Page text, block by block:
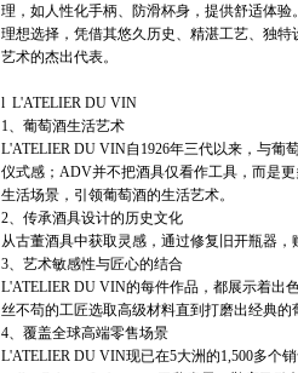
理，如人性化手柄、防滑杯身，提供舒适体
理想选择，凭借其悠久历史、精湛工艺、独
艺术的杰出代表。
l L'ATELIER DU VIN
1、葡萄酒生活艺术
L'ATELIER DU VIN自1926年三代以来，与葡
仪式感；ADV并不把酒具仅看作工具，而是
生活场景，引领葡萄酒的生活艺术。
2、传承酒具设计的历史文化
从古董酒具中获取灵感，通过修复旧开瓶器
3、艺术敏感性与匠心的结合
L'ATELIER DU VIN的每件作品，都展示着出
丝不苟的工匠选取高级材料直到打磨出经典的
4、覆盖全球高端零售场景
L'ATELIER DU VIN现已在5大洲的1,500多个